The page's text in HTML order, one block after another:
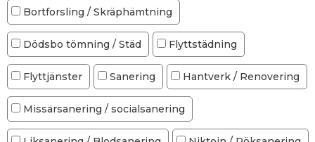
Bortforsling / Skräphämtning
Dödsbo tömning / Städ Flyttstädning
Flyttjänster Sanering Hantverk / Renovering
Missärsanering / socialsanering